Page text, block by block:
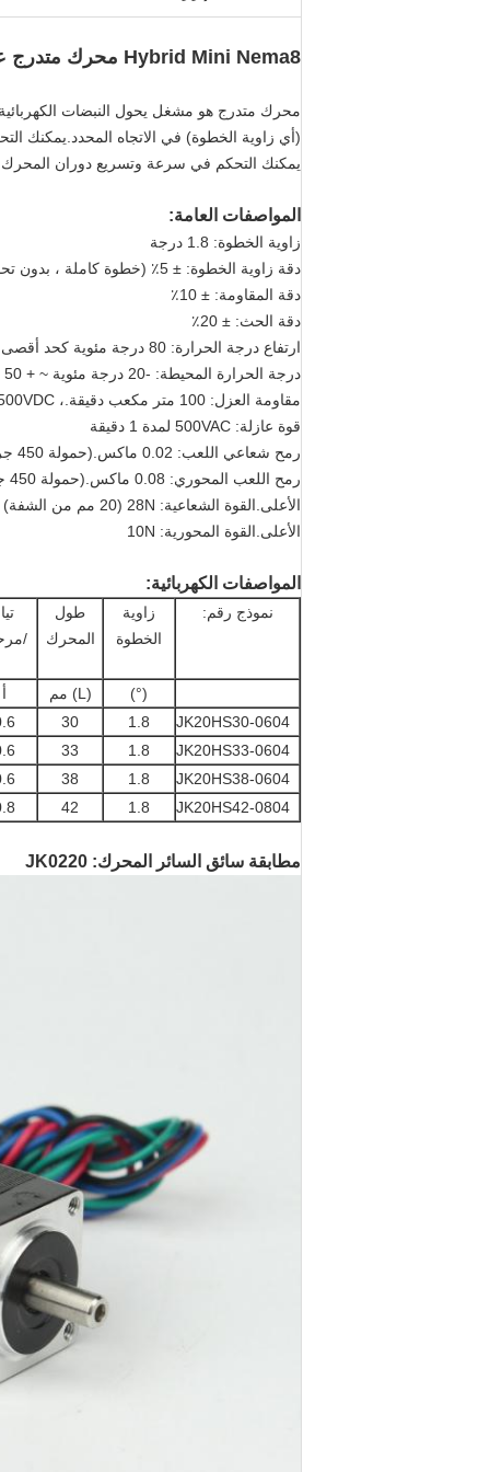
Hybrid Mini Nema8 محرك متدرج عالي السرعة 20 مم * 20 مم * 30 مم عزم دوران عالي 180 جم.سم 2.5 أوقية في 0.6 أمبير
محرك متدرج هو مشغل يحول النبضات الكهربائية
(أي زاوية الخطوة) في الاتجاه المحدد.يمكنك
يمكنك التحكم في سرعة وتسريع دوران
المواصفات العامة:
زاوية الخطوة: 1.8 درجة
دقة زاوية الخطوة: ± 5٪ (خطوة كاملة ، بدون تحميل)
دقة المقاومة: ± 10٪
دقة الحث: ± 20٪
ارتفاع درجة الحرارة: 80 درجة مئوية كحد أقصى
درجة الحرارة المحيطة: -20 درجة مئوية ~ + 50 درجة مئوية
مقاومة العزل: 100 متر مكعب دقيقة.، 500VDC
قوة عازلة: 500VAC لمدة 1 دقيقة
رمح شعاعي اللعب: 0.02 ماكس.(حمولة 450 جرام)
رمح اللعب المحوري: 0.08 ماكس.(حمولة 450 جرام)
الأعلى.القوة الشعاعية: 28N (20 مم من الشفة)
الأعلى.القوة المحورية: 10N
المواصفات الكهربائية:
نموذج رقم:
زاوية
الخطوة
طول
المحرك
/
(°) (L) مم
أ
JK20HS30-0604
1.8
30
JK20HS33-0604
1.8
33
JK20HS38-0604
1.8
38
JK20HS42-0804
1.8
42
مطابقة سائق السائر المحرك: